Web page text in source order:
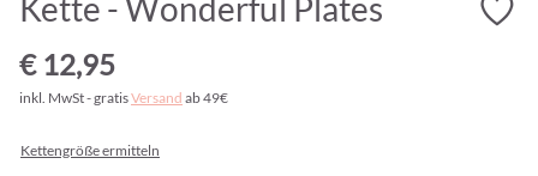
Kette - Wonderful Plates
€ 12,95
inkl. MwSt - gratisVersand ab 49€
Kettengröße ermitteln